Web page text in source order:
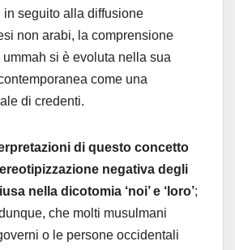
in seguito alla diffusione
non arabi, la comprensione
si è evoluta nella sua
come una
di credenti.
di questo concetto
negativa degli
nella dicotomia ‘noi’ e ‘loro’;
che molti musulmani
o le persone occidentali